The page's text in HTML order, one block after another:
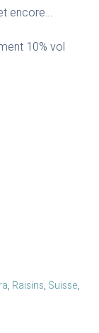
encore…
10% vol
, Raisins, Suisse,